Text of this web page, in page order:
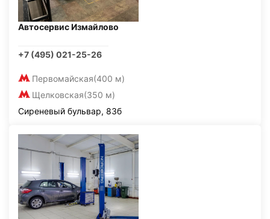
Автосервис Измайлово
+7 (495) 021-25-26
Первомайская(400 м)
Щелковская(350 м)
Сиреневый бульвар, 83б